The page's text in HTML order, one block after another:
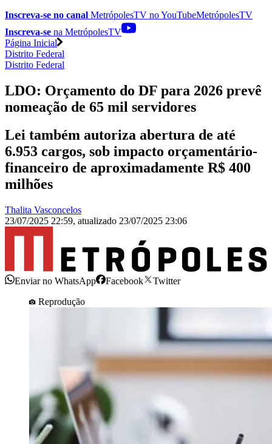
Inscreva-se no canal MetrópolesTV noYouTubeMetrópolesTV
Inscreva-se na MetrópolesTV
Página Inicial
Distrito Federal
Distrito Federal
LDO: Orçamento do DF para 2026 prevê
nomeação de 65 mil servidores
Lei também autoriza abertura de até
6.953 cargos, sob impacto orçamentário-
financeiro de aproximadamente R$ 400
milhões
Thalita Vasconcelos
23/07/2025 22:59, atualizado 23/07/2025 23:06
Enviar no WhatsApp Facebook
Twitter
Reprodução